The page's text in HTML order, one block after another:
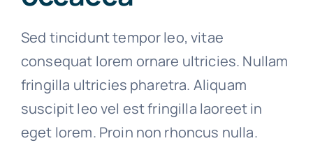
Sed tincidunt tempor leo, vitae
consequat lorem ornare ultricies. Nullam
fringilla ultricies pharetra. Aliquam
suscipit leo vel est fringilla laoreet in
eget lorem. Proin non rhoncus nulla.